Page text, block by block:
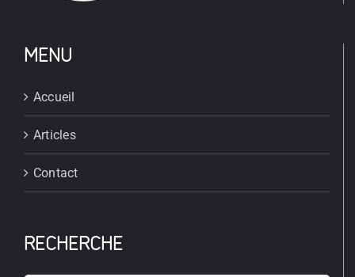
MENU
Accueil
Articles
Contact
RECHERCHE